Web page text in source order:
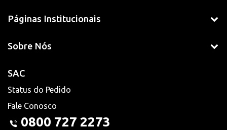
Páginas Institucionais
Sobre Nós
SAC
Status do Pedido
Fale Conosco
0800 727 2273